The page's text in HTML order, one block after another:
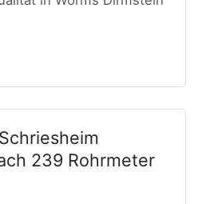
239 Rohrmeter